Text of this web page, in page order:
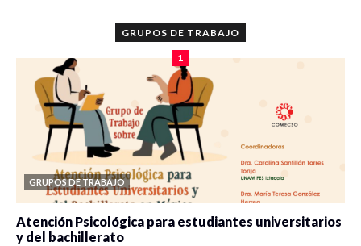
GRUPOS DE TRABAJO
1
GRUPOS DE TRABAJO
Atención Psicológica para estudiantes universitarios
y del bachillerato